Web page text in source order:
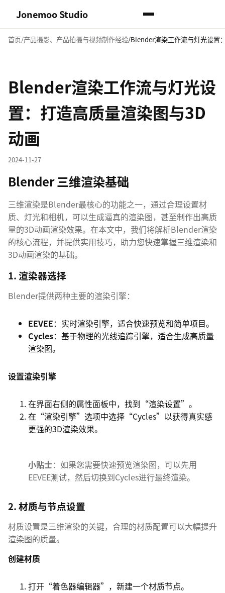
Jonemoo Studio
首页 产品摄影、产品拍摄与视频制作经验 Blender渲染工作流与灯光设置
Blender渲染工作流与灯光设
置：打造高质量渲染图与3D
动画
2024-11-27
Blender 三维渲染基础
三维渲染是Blender最核心的功能之一，通过合理设置材
质、灯光和相机，可以生成逼真的渲染图，甚至制作出高质
量的3D动画渲染效果。在本文中，我们将解析Blender渲染
的核心流程，并提供实用技巧，助力您快速掌握三维渲染和
3D动画渲染的基础。
1. 渲染器选择
Blender提供两种主要的渲染引擎：
EEVEE：实时渲染引擎，适合快速预览和简单项目。
Cycles：基于物理的光线追踪引擎，适合生成高质量
渲染图。
设置渲染引擎
在界面右侧的属性面板中，找到“渲染设置”。
在“渲染引擎”选项中选择“Cycles”以获得真实感
更强的3D渲染效果。
小贴士：如果您需要快速预览渲染图，可以先用
EEVEE测试，然后切换到Cycles进行最终渲染。
2. 材质与节点设置
材质设置是三维渲染的关键，合理的材质配置可以大幅提升
渲染图的质量。
创建材质
打开“着色器编辑器”，新建一个材质节点。